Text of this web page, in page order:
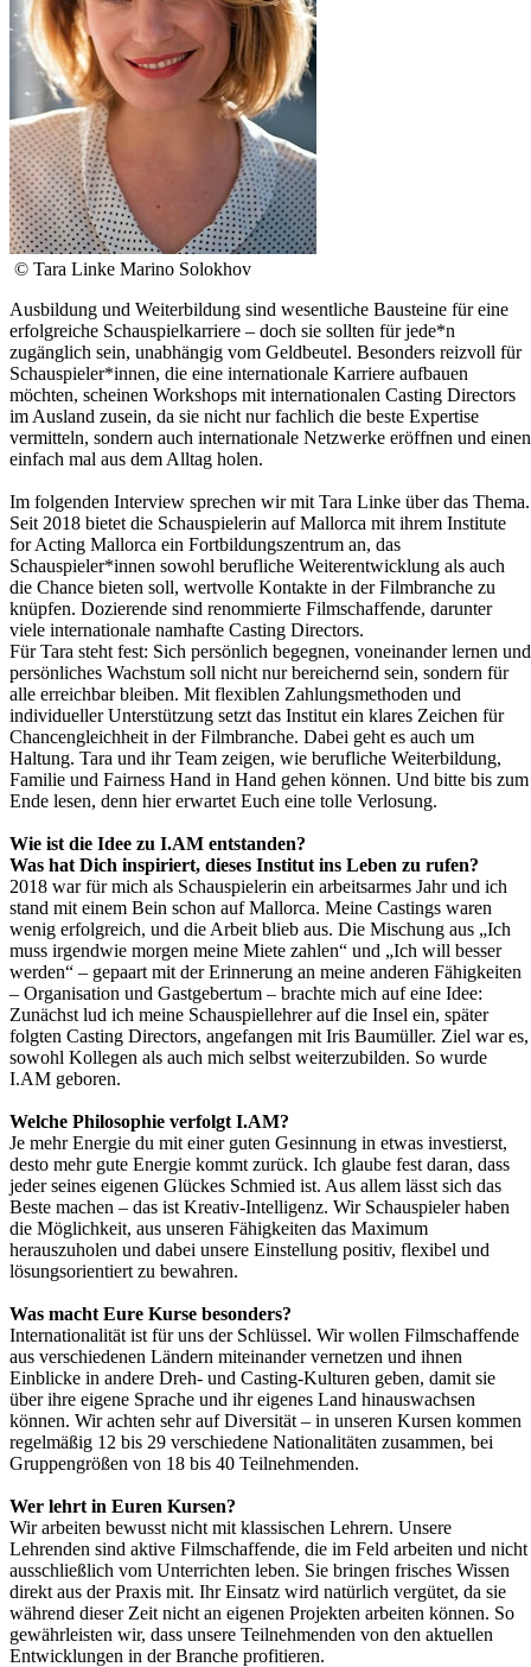
© Tara Linke Marino Solokhov
Ausbildung und Weiterbildung sind wesentliche Bausteine für eine
erfolgreiche Schauspielkarriere – doch sie sollten für jede*n
zugänglich sein, unabhängig vom Geldbeutel. Besonders reizvoll für
Schauspieler*innen, die eine internationale Karriere aufbauen
möchten, scheinen Workshops mit internationalen Casting Directors
im Ausland zusein, da sie nicht nur fachlich die beste Expertise
vermitteln, sondern auch internationale Netzwerke eröffnen und einen
einfach mal aus dem Alltag holen.
Im folgenden Interview sprechen wir mit Tara Linke über das Thema.
Seit 2018 bietet die Schauspielerin auf Mallorca mit ihrem Institute
for Acting Mallorca ein Fortbildungszentrum an, das
Schauspieler*innen sowohl berufliche Weiterentwicklung als auch
die Chance bieten soll, wertvolle Kontakte in der Filmbranche zu
knüpfen. Dozierende sind renommierte Filmschaffende, darunter
viele internationale namhafte Casting Directors.
Für Tara steht fest: Sich persönlich begegnen, voneinander lernen und
persönliches Wachstum soll nicht nur bereichernd sein, sondern für
alle erreichbar bleiben. Mit flexiblen Zahlungsmethoden und
individueller Unterstützung setzt das Institut ein klares Zeichen für
Chancengleichheit in der Filmbranche. Dabei geht es auch um
Haltung. Tara und ihr Team zeigen, wie berufliche Weiterbildung,
Familie und Fairness Hand in Hand gehen können. Und bitte bis zum
Ende lesen, denn hier erwartet Euch eine tolle Verlosung.
Wie ist die Idee zu I.AM entstanden?
Was hat Dich inspiriert, dieses Institut ins Leben zu rufen?
2018 war für mich als Schauspielerin ein arbeitsarmes Jahr und ich
stand mit einem Bein schon auf Mallorca. Meine Castings waren
wenig erfolgreich, und die Arbeit blieb aus. Die Mischung aus „Ich
muss irgendwie morgen meine Miete zahlen“ und „Ich will besser
werden“ – gepaart mit der Erinnerung an meine anderen Fähigkeiten
– Organisation und Gastgebertum – brachte mich auf eine Idee:
Zunächst lud ich meine Schauspiellehrer auf die Insel ein, später
folgten Casting Directors, angefangen mit Iris Baumüller. Ziel war es,
sowohl Kollegen als auch mich selbst weiterzubilden. So wurde
I.AM geboren.
Welche Philosophie verfolgt I.AM?
Je mehr Energie du mit einer guten Gesinnung in etwas investierst,
desto mehr gute Energie kommt zurück. Ich glaube fest daran, dass
jeder seines eigenen Glückes Schmied ist. Aus allem lässt sich das
Beste machen – das ist Kreativ-Intelligenz. Wir Schauspieler haben
die Möglichkeit, aus unseren Fähigkeiten das Maximum
herauszuholen und dabei unsere Einstellung positiv, flexibel und
lösungsorientiert zu bewahren.
Was macht Eure Kurse besonders?
Internationalität ist für uns der Schlüssel. Wir wollen Filmschaffende
aus verschiedenen Ländern miteinander vernetzen und ihnen
Einblicke in andere Dreh- und Casting-Kulturen geben, damit sie
über ihre eigene Sprache und ihr eigenes Land hinauswachsen
können. Wir achten sehr auf Diversität – in unseren Kursen kommen
regelmäßig 12 bis 29 verschiedene Nationalitäten zusammen, bei
Gruppengrößen von 18 bis 40 Teilnehmenden.
Wer lehrt in Euren Kursen?
Wir arbeiten bewusst nicht mit klassischen Lehrern. Unsere
Lehrenden sind aktive Filmschaffende, die im Feld arbeiten und nicht
ausschließlich vom Unterrichten leben. Sie bringen frisches Wissen
direkt aus der Praxis mit. Ihr Einsatz wird natürlich vergütet, da sie
während dieser Zeit nicht an eigenen Projekten arbeiten können. So
gewährleisten wir, dass unsere Teilnehmenden von den aktuellen
Entwicklungen in der Branche profitieren.